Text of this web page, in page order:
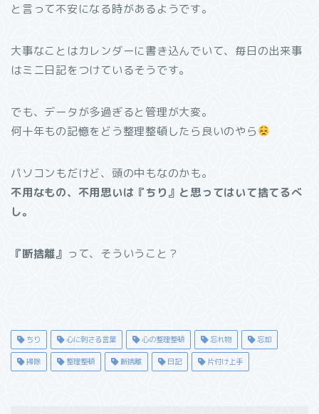
と言って不安になる時があるようです。
大事なことはカレンダーに書き込んでいて、毎日の出来事
はミニ日記をつけているそうです。
でも、データが多過ぎると管理が大変。
何十年もの記憶をどう整理整頓したら良いのやら
パソコンもだけど、頭の中もなのかも。
不用なもの、不用思いは『ちり』と思ってはいて捨てるべ
し。
『断捨離』 って、そういうこと？
ちり 心に刺さる言葉 心の整理整頓 忘れ物 忘却
掃除 整理整頓 断捨離 日記 片付け上手